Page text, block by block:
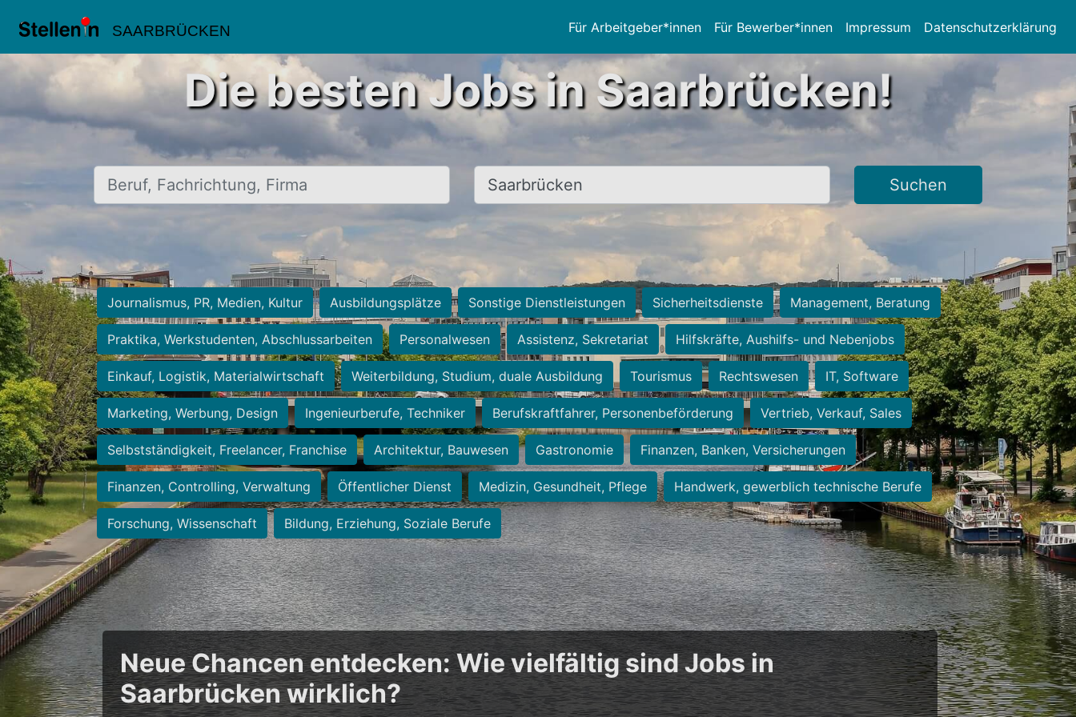
SAARBRÜCKEN Für Arbeitgeber*innen Für Bewerber*innen Impressum Datenschutzerklärung
Die besten Jobs in Saarbrücken!
Beruf, Fachrichtung, Firma Ort, Stadt Suchen
Journalismus, PR, Medien, Kultur Ausbildungsplätze Sonstige Dienstleistungen Sicherheitsdienste Management, Beratung
Praktika, Werkstudenten, Abschlussarbeiten Personalwesen Assistenz, Sekretariat Hilfskräfte, Aushilfs- und Nebenjobs
Einkauf, Logistik, Materialwirtschaft Weiterbildung, Studium, duale Ausbildung Tourismus Rechtswesen IT, Software
Marketing, Werbung, Design Ingenieurberufe, Techniker Berufskraftfahrer, Personenbeförderung Vertrieb, Verkauf, Sales
Selbstständigkeit, Freelancer, Franchise Architektur, Bauwesen Gastronomie Finanzen, Banken, Versicherungen
Finanzen, Controlling, Verwaltung Öffentlicher Dienst Medizin, Gesundheit, Pflege Handwerk, gewerblich technische Berufe
Forschung, Wissenschaft Bildung, Erziehung, Soziale Berufe
Neue Chancen entdecken: Wie vielfältig sind Jobs in
Saarbrücken wirklich?